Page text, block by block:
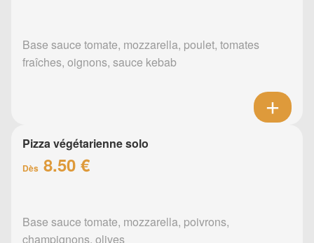
Base sauce tomate, mozzarella, poulet, tomates
fraîches, oignons, sauce kebab
Pizza végétarienne solo
Dès 8.50 €
Base sauce tomate, mozzarella, poivrons,
champignons, olives